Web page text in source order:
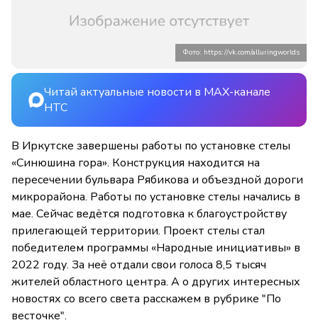
Фото: https://vk.com/alluringworlds
Читай актуальные новости в MAX-канале
НТС
В Иркутске завершены работы по установке стелы
«Синюшина гора». Конструкция находится на
пересечении бульвара Рябикова и объездной дороги
микрорайона. Работы по установке стелы начались в
мае. Сейчас ведётся подготовка к благоустройству
прилегающей территории. Проект стелы стал
победителем программы «Народные инициативы» в
2022 году. За неё отдали свои голоса 8,5 тысяч
жителей областного центра. А о других интересных
новостях со всего света расскажем в рубрике "По
весточке".